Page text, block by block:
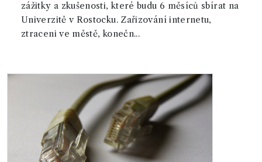
zážitky a zkušenosti, které budu 6 měsíců sbírat na
Univerzitě v Rostocku. Zařizování internetu,
ztraceni ve městě, konečn...